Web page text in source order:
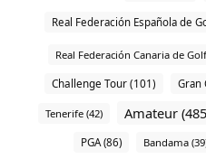
Real Federación Española de
Real Federación Canaria de
Challenge Tour (101) Gran
Tenerife (42) Amateur
PGA (86) Bandama